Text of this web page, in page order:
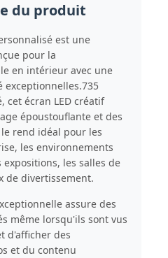
du produit
est une
pour la
en intérieur avec une
cet écran LED créatif
époustouflante et des
rend idéal pour les
les environnements
les salles de
de divertissement.
assure des
même lorsqu'ils sont vus
d'afficher des
et du contenu